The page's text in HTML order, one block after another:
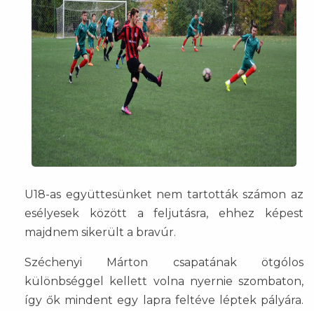
U18-as együttesünket nem tartották számon az
esélyesek között a feljutásra, ehhez képest
majdnem sikerült a bravúr.
Széchenyi Márton csapatának ötgólos
különbséggel kellett volna nyernie szombaton,
így ők mindent egy lapra feltéve léptek pályára.